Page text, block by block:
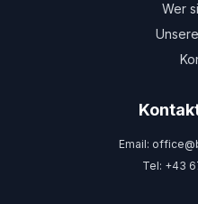
Wer
Email:
Tel: +43